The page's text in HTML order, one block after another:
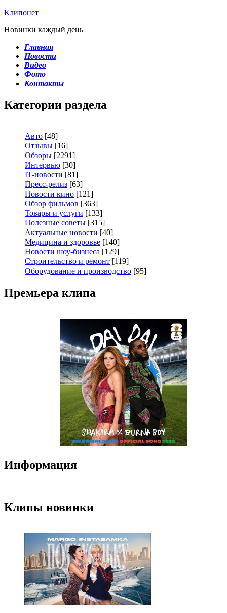
Клипонет
Новинки каждый день
Главная
Новости
Видео
Фото
Контакты
Категории раздела
Авто [48]
Отзывы [16]
Обзоры [2291]
Интервью [30]
IT-новости [81]
Пресс-релиз [63]
Новости кино [121]
Обзор фильмов [363]
Товары и услуги [133]
Полезные советы [315]
Актуальные новости [40]
Медицина и здоровье [140]
Новости шоу-бизнеса [129]
Строительство и ремонт [119]
Оборудование и производство [95]
Премьера клипа
Информация
Клипы новинки